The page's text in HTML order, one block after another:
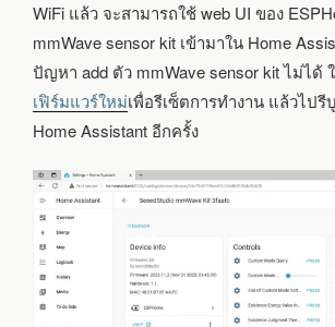
WiFi แล้ว จะสามารถใช้ web UI ของ
mmWave sensor kit เข้ามาใน Home
ปัญหา add ตัว mmWave sensor kit ไม่ได้
เฟิร์มแวร์ใหม่เพื่อรีเซ็ตการทำงาน แล้วไป
Home Assistant อีกครั้ง